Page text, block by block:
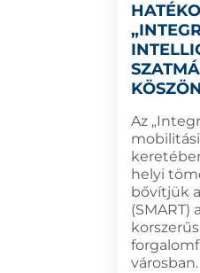
Az
helyi
bővítjük
városban.